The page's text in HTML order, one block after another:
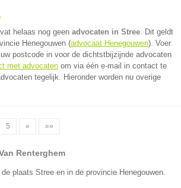
helaas nog geen advocaten in Stree. Dit geldt
Henegouwen (advocaat Henegouwen). Voer
postcode in voor de dichtstbijzijnde advocaten
met advocaten om via één e-mail in contact te
tegelijk. Hieronder worden nu overige
5 » »»
Renterghem
plaats Stree en in de provincie Henegouwen.